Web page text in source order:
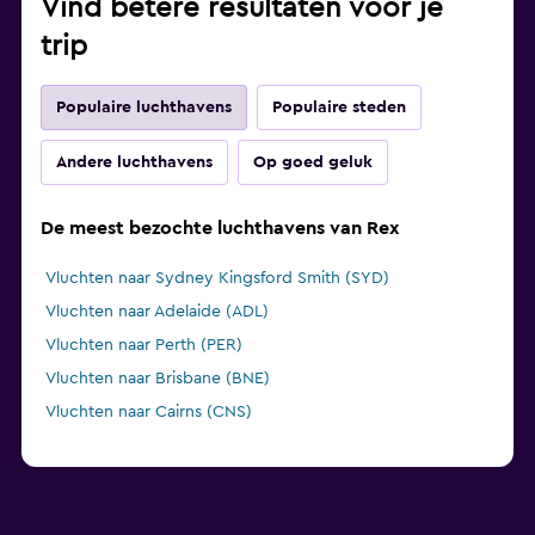
Vind betere resultaten voor je
trip
Populaire luchthavens Populaire steden
Andere luchthavens Op goed geluk
De meest bezochte luchthavens van Rex
Vluchten naar Sydney Kingsford Smith (SYD)
Vluchten naar Adelaide (ADL)
Vluchten naar Perth (PER)
Vluchten naar Brisbane (BNE)
Vluchten naar Cairns (CNS)